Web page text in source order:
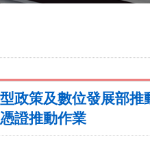
政策及數位發展部
證推動作業